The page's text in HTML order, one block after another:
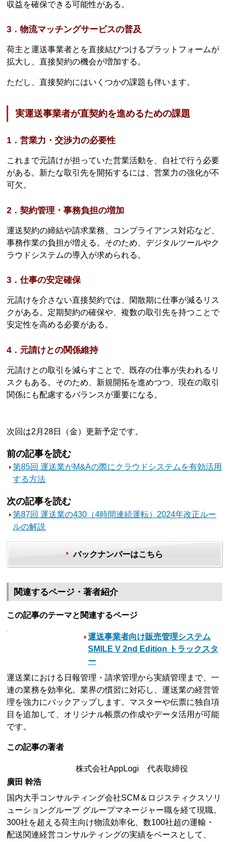
収益を確保できる可能性がある。
3．物流マッチングサービスの普及
荷主と運送事業者とを直接結びつけるプラットフォームが
拡大し、直接契約の機会が増加する。
ただし、直接契約にはいくつかの課題も伴います。
実運送事業者が直契約を進めるための課題
1．営業力・交渉力の必要性
これまで元請けが担っていた営業活動を、自社で行う必要
がある。新たな取引先を開拓するには、営業力の強化が不
可欠。
2．契約管理・事務負担の増加
運送契約の締結や請求業務、コンプライアンス対応など、
事務作業の負担が増える。そのため、デジタルツールやク
ラウドシステムの導入が求められる。
3．仕事の安定確保
元請けを介さない直接契約では、閑散期に仕事が減るリス
クがある。定期契約の確保や、複数の取引先を持つことで
安定性を高める必要がある。
4．元請けとの関係維持
元請けとの取引を減らすことで、既存の仕事が失われるリ
スクもある。そのため、新規開拓を進めつつ、現在の取引
関係にも配慮するバランスが重要になる。
次回は2月28日（金）更新予定です。
前の記事を読む
第85回 運送業がM&Aの際にクラウドシステムを有効活用
する方法
次の記事を読む
第87回 運送業の430（4時間連続運転）2024年改正ルー
ルの解説
バックナンバーはこちら
関連するページ・著者紹介
この記事のテーマと関連するページ
運送事業者向け販売管理システム
SMILE V 2nd Edition トラックスタ
ー
運送業における日報管理・請求管理から実績管理まで、一
連の業務を効率化。業界の慣習に対応し、運送業の経営管
理を強力にバックアップします。マスターや伝票に独自項
目を追加して、オリジナル帳票の作成やデータ活用が可能
です。
この記事の著者
株式会社AppLogi 代表取締役
廣田 幹浩
国内大手コンサルティング会社SCM＆ロジスティクスソリ
ューショングループ グループマネージャー職を経て現職。
300社を超える荷主向け物流効率化、数100社超の運輸・
配送関連経営コンサルティングの実績をベースとして、